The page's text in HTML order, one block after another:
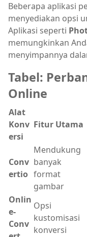
Beberapa aplikasi
menyediakan opsi
Aplikasi seperti
memungkinkan
menyimpannya
Tabel:
Online
Alat
Konv
ersi
Fitur Utama
Conv
ertio
Mendukung
banyak
format
gambar
Onlin
e-
Conv
Opsi
kustomisasi
konversi